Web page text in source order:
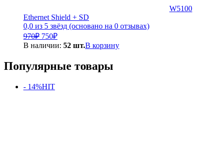
W5100
Ethernet Shield + SD
0,0 из 5 звёзд (основано на 0 отзывах)
970₽ Первоначальная
цена
750₽Текущая
цена:
В наличии: 52 шт.В корзину
Популярные товары
- 14%HIT